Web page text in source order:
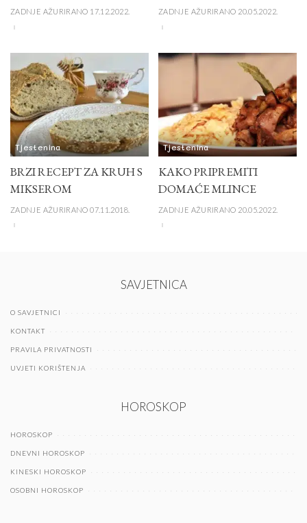
ZADNJE AŽURIRANO 17.12.2022. ZADNJE AŽURIRANO 20.05.2022.
Tjestenina
BRZI RECEPT ZA KRUH S
MIKSEROM
ZADNJE AŽURIRANO 07.11.2018.
Tjestenina
KAKO PRIPREMITI
DOMAĆE MLINCE
ZADNJE AŽURIRANO 20.05.2022.
SAVJETNICA
O SAVJETNICI
KONTAKT
PRAVILA PRIVATNOSTI
UVJETI KORIŠTENJA
HOROSKOP
HOROSKOP
DNEVNI HOROSKOP
KINESKI HOROSKOP
OSOBNI HOROSKOP